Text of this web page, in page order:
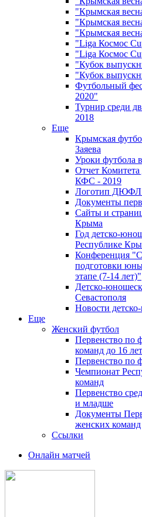
"Крымская
"Крымская
"Крымская
"Liga Космос
"Liga Космос
"Кубок
"Кубок
Футбольный
2020"
Турнир среди
2018
Еще
Крымская
Заяева
Уроки футбола
Отчет Комитета
КФС - 2019
Логотип ДЮФЛ
Документы
Сайты и
Крыма
Год детско-
Республике
Конференция
подготовки
этапе (7-14 лет)"
Детско-
Севастополя
Новости
Еще
Женский футбол
Первенство по
команд до 16 лет
Первенство по
Чемпионат
команд
Первенство
и младше
Документы
женских команд
Ссылки
Онлайн матчей